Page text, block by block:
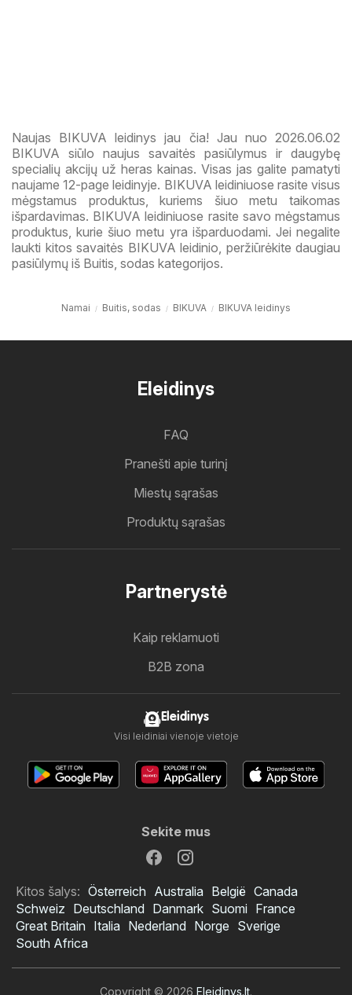
Naujas BIKUVA leidinys jau čia! Jau nuo 2026.06.02
BIKUVA siūlo naujus savaitės pasiūlymus ir daugybę
specialių akcijų už heras kainas. Visas jas galite pamatyti
naujame 12-page leidinyje. BIKUVA leidiniuose rasite visus
mėgstamus produktus, kuriems šiuo metu taikomas
išpardavimas. BIKUVA leidiniuose rasite savo mėgstamus
produktus, kurie šiuo metu yra išparduodami. Jei negalite
laukti kitos savaitės BIKUVA leidinio, peržiūrėkite daugiau
pasiūlymų iš Buitis, sodas kategorijos.
Namai Buitis, sodas BIKUVA BIKUVA leidinys
Eleidinys
FAQ
Pranešti apie turinį
Miestų sąrašas
Produktų sąrašas
Partnerystė
Kaip reklamuoti
B2B zona
Eleidinys
Visi leidiniai vienoje vietoje
Sekite mus
Kitos šalys: Österreich Australia België Canada
Schweiz Deutschland Danmark Suomi France
Great Britain Italia Nederland Norge Sverige
South Africa
Copyright © 2026 Eleidinys.lt.